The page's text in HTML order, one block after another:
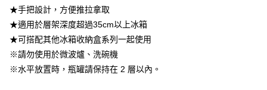
★手把設計，方便推拉拿取
★適用於層架深度超過35cm以上冰箱
★可搭配其他冰箱收納盒系列一起使用
※請勿使用於微波爐、洗碗機
※水平放置時，瓶罐請保持在 2 層以內。